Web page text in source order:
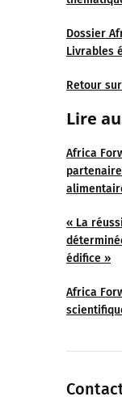
Dossier
Livrables
Retour
Lire
Africa
« La
édifice »
Africa